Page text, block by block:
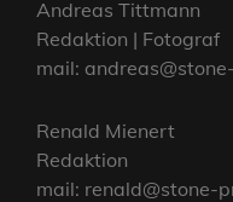
Andreas Tittmann
Redaktion | Fotograf
mail:
Renald Mienert
Redaktion
mail: renald@stone-